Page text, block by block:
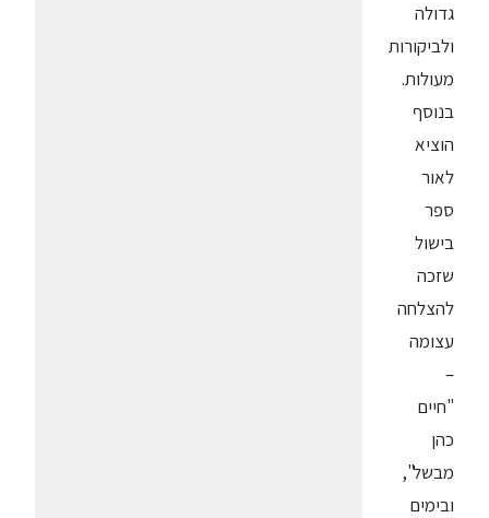
גדולה
ולביקורות
מעולות.
בנוסף
הוציא
לאור
ספר
בישול
שזכה
להצלחה
עצומה
–
"חיים
כהן
מבשל",
ובימים